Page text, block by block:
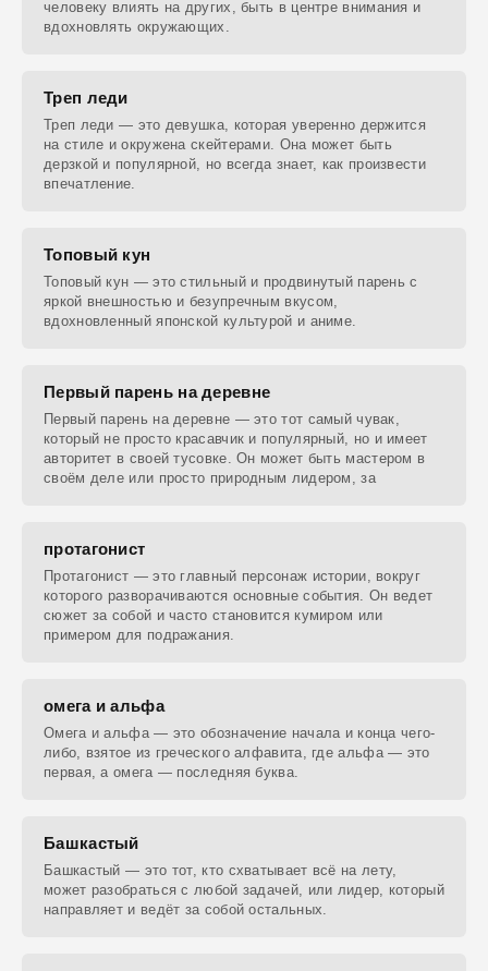
человеку влиять на других, быть в центре внимания и
вдохновлять окружающих.
Треп леди
Треп леди — это девушка, которая уверенно держится
на стиле и окружена скейтерами. Она может быть
дерзкой и популярной, но всегда знает, как произвести
впечатление.
Топовый кун
Топовый кун — это стильный и продвинутый парень с
яркой внешностью и безупречным вкусом,
вдохновленный японской культурой и аниме.
Первый парень на деревне
Первый парень на деревне — это тот самый чувак,
который не просто красавчик и популярный, но и имеет
авторитет в своей тусовке. Он может быть мастером в
своём деле или просто природным лидером, за
протагонист
Протагонист — это главный персонаж истории, вокруг
которого разворачиваются основные события. Он ведет
сюжет за собой и часто становится кумиром или
примером для подражания.
омега и альфа
Омега и альфа — это обозначение начала и конца чего-
либо, взятое из греческого алфавита, где альфа — это
первая, а омега — последняя буква.
Башкастый
Башкастый — это тот, кто схватывает всё на лету,
может разобраться с любой задачей, или лидер, который
направляет и ведёт за собой остальных.